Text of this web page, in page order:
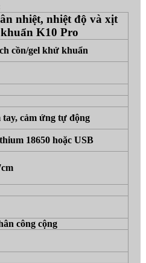
nhiệt, nhiệt độ và xịt
K10 Pro
cồn/gel khử khuẩn
tay, cảm ứng tự động
18650 hoặc USB
công cộng